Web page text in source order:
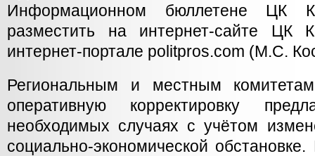
Информационном бюллетене ЦК
разместить на интернет-сайте
интернет-портале politpros.com (М.С.
Региональным и местным
оперативную корректировку
необходимых случаях с учётом
социально-экономической